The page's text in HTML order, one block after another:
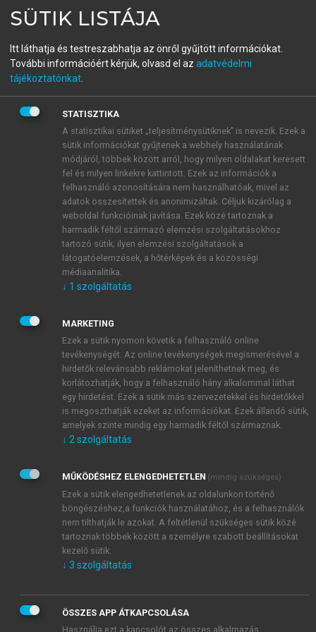
Közgazdasági Nobel-díjasok
2005-2024
menu_book OLVASÁS
Robert J. Aumann (sz. 1930)
Robert J. Aumann 2005-ben kapta meg a
közgazdasági Nobel-díjat Thomas Schellinggel
megosztva, a konfliktus és a kooperáció játékelméleti
elemzéséért. A hivatalos tájékoztató szerint Aumann
elsődleges tudományos hozzájárulása a matematika
eszközeivel koncepciók és hipotézisek kialakítása,
illetve felállítása, azok lényegre törő formalizálása
és precíz következtetések levonása. Mindezeket –
tesszük hozzá személyes tapasztalataink alapján –
Aumann virtuóz módon teszi. A hivatalos tájékoztató
Aumann fő eredményeinek három konkrét területét
SÜTIK LISTÁJA
Itt láthatja és testreszabhatja az önről gyűjtött információkat.
További információért kérjük, olvasd el az adatvédelmi
tájékoztatónkat
STATISZTIKA
A statisztikai sütiket „teljesítménysütiknek” is nevezik. Ezek a
sütik információkat gyűjtenek a webhely használatának
módjáról, többek között arról, hogy milyen oldalakat keresett
fel és milyen linkekre kattintott. Ezek az információk a
felhasználó azonosítására nem használhatóak, mivel az
adatok összesítettek és anonimizáltak. Céljuk kizárólag a
weboldal funkcióinak javítása. Ezek közé tartoznak a
harmadik féltől származó elemzési szolgáltatásokhoz
tartozó sütik; ilyen elemzési szolgáltatások a
látogatóelemzések, a hőtérképek és a közösségi
médiaanalitika.
↓ 1 szolgáltatás
MARKETING
Ezek a sütik nyomon követik a felhasználó online
tevékenységét. Az online tevékenységek megismerésével a
hirdetők relevánsabb reklámokat jeleníthetnek meg, és
korlátozhatják, hogy a felhasználó hány alkalommal láthat
egy hirdetést. Ezek a sütik más szervezetekkel és hirdetőkkel
is megoszthatják ezeket az információkat. Ezek állandó sütik,
amelyek szinte mindig egy harmadik féltől származnak.
↓ 2 szolgáltatás
MŰKÖDÉSHEZ ELENGEDHETETLEN (mindig szükséges)
Ezek a sütik elengedhetetlenek az oldalunkon történő
böngészéshez,a funkciók használatához, és a felhasználók
nem tilthatják le azokat. A feltétlenül szükséges sütik közé
tartoznak többek között a személyre szabott beállításokat
kezelő sütik.
↓ 3 szolgáltatás
ÖSSZES APP ÁTKAPCSOLÁSA
Használja ezt a kapcsolót az összes alkalmazás